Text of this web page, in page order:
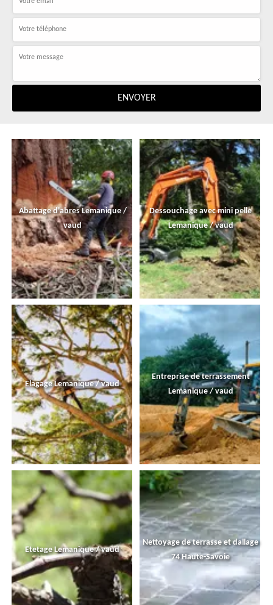
Abattage d'abres Lemanique /
vaud
Dessouchage avec mini pelle
Lemanique / vaud
Elagage Lemanique / vaud
Entreprise de terrassement
Lemanique / vaud
Etetage Lemanique / vaud
Nettoyage de terrasse et dallage
74 Haute-Savoie